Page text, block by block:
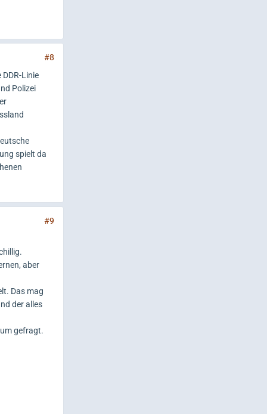
#8
Linie
Polizei
spielt da
#9
aber
Das mag
der alles
gefragt.